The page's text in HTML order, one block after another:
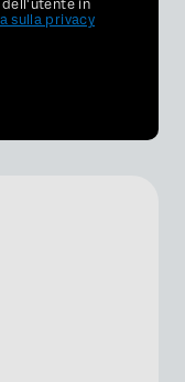
dell'utente in
sulla privacy